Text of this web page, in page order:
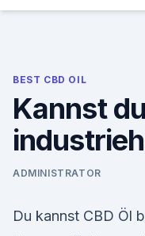
BEST CBD OIL
Kannst
ADMINISTRATOR
Du kannst CBD Öl